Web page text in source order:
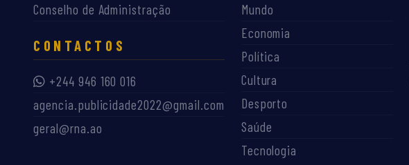
Conselho de Administração
CONTACTOS
+244 946 160 016
agencia.publicidade2022@gmail.com
geral@rna.ao
Mundo
Economia
Política
Cultura
Desporto
Saúde
Tecnologia